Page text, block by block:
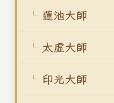
蓮池大師
太虛大師
印光大師